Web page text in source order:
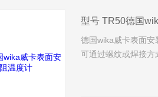
型号 TR50德国
德国wika威卡表面
可通过螺纹或焊接方